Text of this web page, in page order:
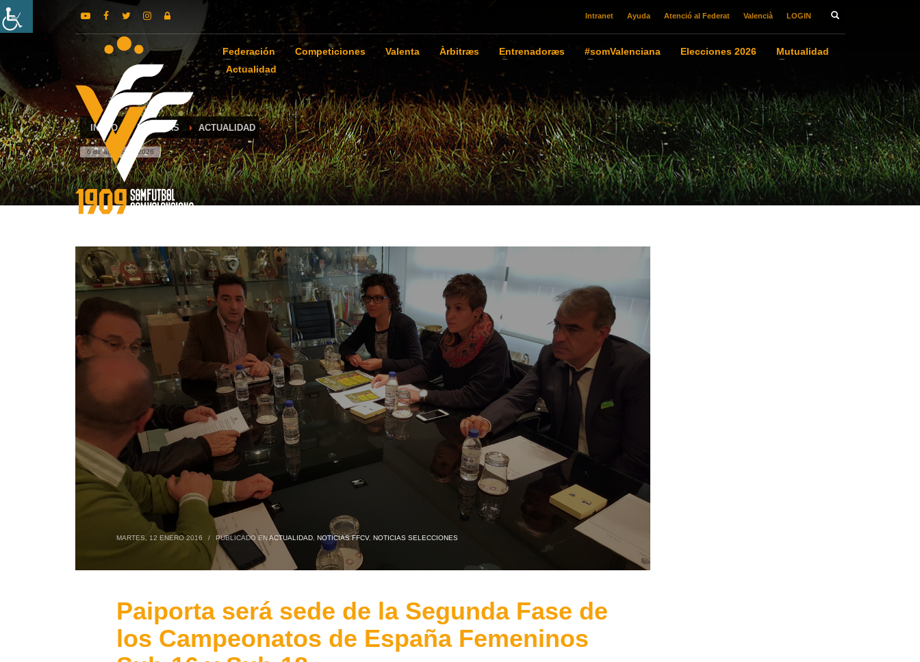
Intranet Ayuda Atenció al Federat Valencià LOGIN
Federación Competiciones Valenta Àrbitræs Entrenadoræs #somValenciana Elecciones 2026
Mutualidad
Actualidad
INICIO NOTICIAS ACTUALIDAD
6 de agosto de 2026
MARTES, 12 ENERO 2016 / PUBLICADO ENACTUALIDAD, NOTICIAS FFCV, NOTICIAS SELECCIONES
Paiporta será sede de la Segunda Fase de
los Campeonatos de España Femeninos